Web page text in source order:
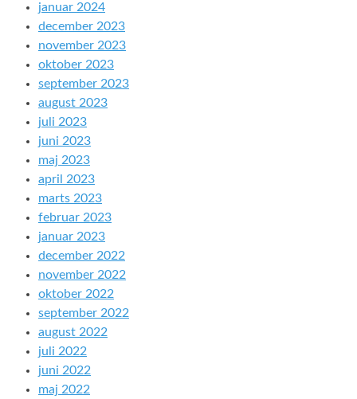
januar 2024
december 2023
november 2023
oktober 2023
september 2023
august 2023
juli 2023
juni 2023
maj 2023
april 2023
marts 2023
februar 2023
januar 2023
december 2022
november 2022
oktober 2022
september 2022
august 2022
juli 2022
juni 2022
maj 2022